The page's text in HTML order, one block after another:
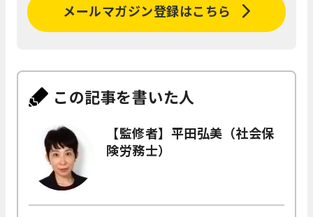
メールマガジン登録はこちら
この記事を書いた人
【監修者】平田弘美（社会保
険労務士）